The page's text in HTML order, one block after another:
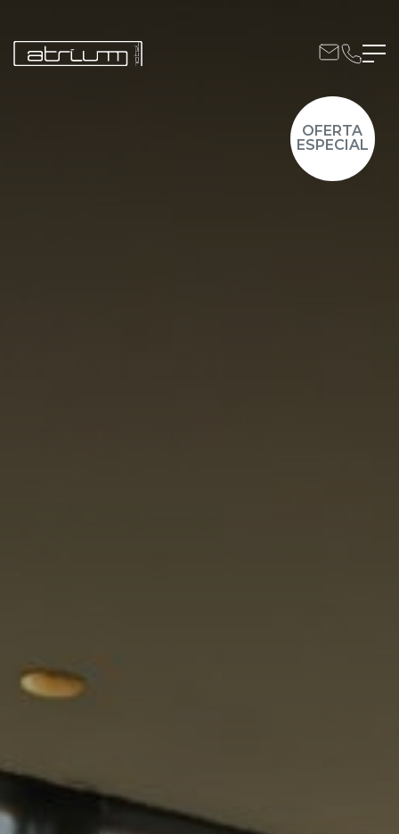
VER OFERTAS
VER OFERTAS
OFERTA
ESPECIAL